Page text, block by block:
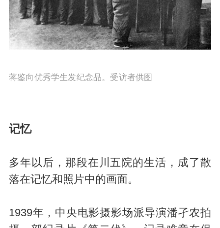
蒋鉴向优秀学生发纪念品。受访者供图
记忆
多年以后，那段在川五院的生活，成了散
落在记忆和照片中的画面。
1939年，中央电影摄影场派导演潘孑农拍